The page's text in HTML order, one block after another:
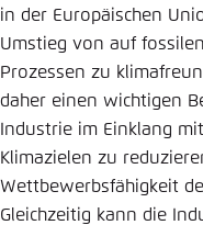
in der Europäischen
Umstieg von auf
Prozessen zu
daher einen wichtigen
Industrie im Einklang
Klimazielen zu
Wettbewerbsfähigkeit
Gleichzeitig kann die